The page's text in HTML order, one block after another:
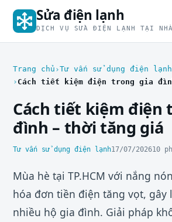
Sửa điện lạnh
DỊCH VỤ SỬA ĐIỆN LẠNH TẠI
Trang chủ Tư vấn sử dụng điện lạnh
Cách tiết kiệm điện
đình – thời tăng giá
Tư vấn sử dụng điện lạnh17/07/202610
Mùa hè tại TP.HCM với nắng
hóa đơn tiền điện tăng vọt, gây
nhiều hộ gia đình. Giải pháp